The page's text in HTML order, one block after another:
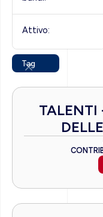
Attivo:
Tag
TALENTI